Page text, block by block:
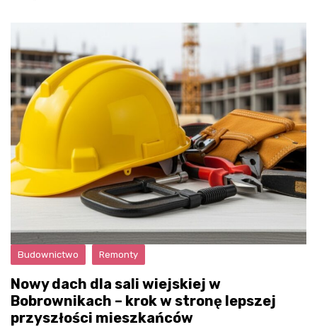
Budownictwo Remonty
Nowy dach dla sali wiejskiej w
Bobrownikach – krok w stronę lepszej
przyszłości mieszkańców